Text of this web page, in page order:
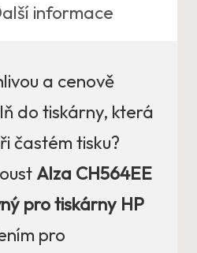
informace
a cenově
do tiskárny, která
častém tisku?
Alza CH564EE
pro tiskárny HP
pro